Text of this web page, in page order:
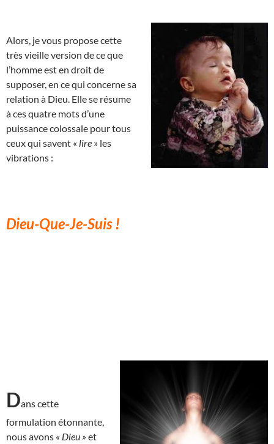
Alors, je vous propose cette
très vieille version de ce que
l’homme est en droit de
supposer, en ce qui concerne sa
relation à Dieu. Elle se résume
à ces quatre mots d’une
puissance colossale pour tous
ceux qui savent « lire » les
vibrations :
Dieu-Que-Je-Suis !
Dans cette
formulation étonnante,
nous avons « Dieu » et